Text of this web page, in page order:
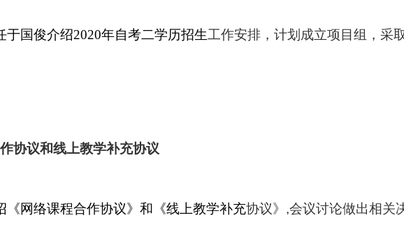
于国俊介绍2020年自考二学历招生工作安排，计划成立项目组，采
协议和线上教学补充协议
《网络课程合作协议》和《线上教学补充协议》 ,会议讨论做出相关